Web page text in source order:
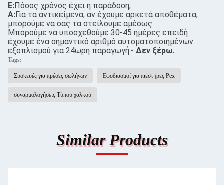
Ε:Πόσος χρόνος έχει η παράδοση;
Α:Για τα αντικείμενα, αν έχουμε αρκετά αποθέματα,
μπορούμε να σας τα στείλουμε αμέσως.
Μπορούμε να υποσχεθούμε 30-45 ημέρες επειδή
έχουμε ένα σημαντικό αριθμό αυτοματοποιημένων
εξοπλισμού για 24ωρη παραγωγή.- Δεν ξέρω.
Tags:
Συσκευές για πρέσες σωλήνων Εφοδιασμοί για πιεστήρες Pex
συναρμολογήσεις Τύπου χαλκού
Similar Products